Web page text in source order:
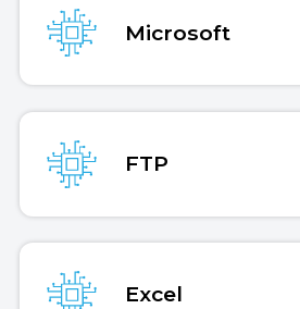
Microsoft
FTP
Excel